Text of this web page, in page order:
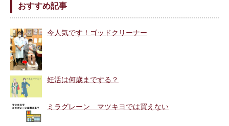
おすすめ記事
今人気です！ゴッドクリーナー
妊活は何歳までする？
ミラグレーン マツキヨでは買えない